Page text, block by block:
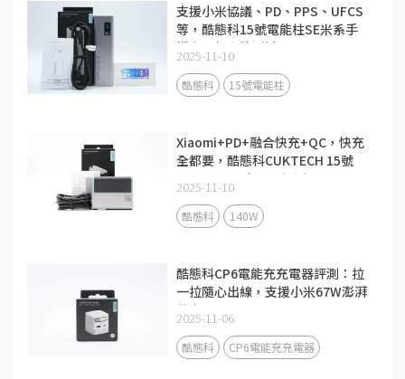
支援小米協議、PD、PPS、UFCS
等，酷態科15號電能柱SE米系手
機充電相容性測試
2025-11-10
酷態科 15號電能柱
Xiaomi+PD+融合快充+QC，快充
全都要，酷態科CUKTECH 15號
140W 3C1A充電器評測
2025-11-10
酷態科 140W
酷態科CP6電能充充電器評測：拉
一拉隨心出線，支援小米67W澎湃
秒充！
2025-11-06
酷態科 CP6電能充充電器